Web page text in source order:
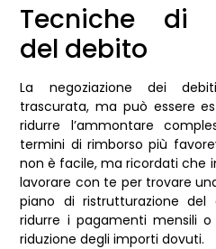
Tecniche di
del debito
La negoziazione dei
trascurata, ma può essere
ridurre l’ammontare
termini di rimborso più
non è facile, ma ricordati che
lavorare con te per trovare
piano di ristrutturazione
ridurre i pagamenti mensili
riduzione degli importi dovuti.